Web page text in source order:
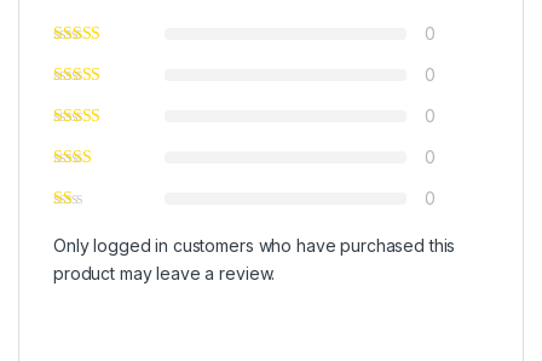
0
0
0
0
0
Only logged in customers who have purchased this
product may leave a review.